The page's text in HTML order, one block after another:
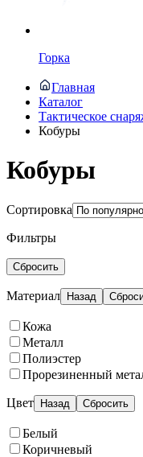
Горка
Главная
Каталог
Тактическое
Кобуры
Кобуры
Сортировка
Фильтры
Сбросить
Материал Назад
Кожа
Металл
Полиэстер
Прорезиненный
Цвет Назад Сбросить
Белый
Коричневый